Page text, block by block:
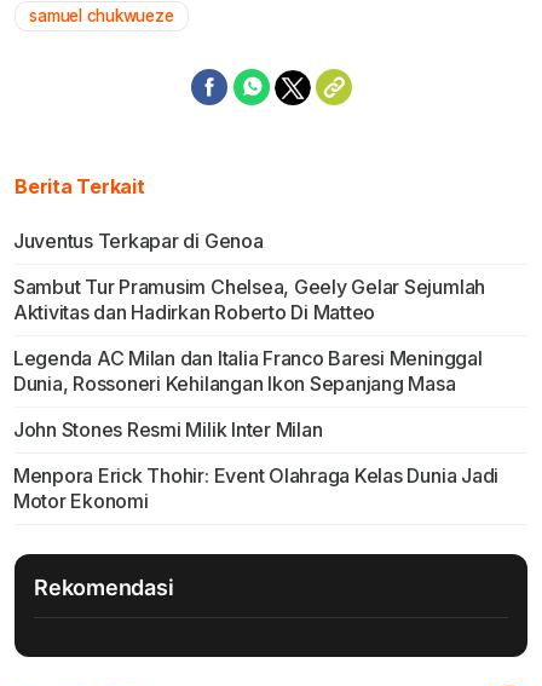
samuel chukwueze
Berita Terkait
Juventus Terkapar di Genoa
Sambut Tur Pramusim Chelsea, Geely Gelar Sejumlah
Aktivitas dan Hadirkan Roberto Di Matteo
Legenda AC Milan dan Italia Franco Baresi Meninggal
Dunia, Rossoneri Kehilangan Ikon Sepanjang Masa
John Stones Resmi Milik Inter Milan
Menpora Erick Thohir: Event Olahraga Kelas Dunia Jadi
Motor Ekonomi
Rekomendasi